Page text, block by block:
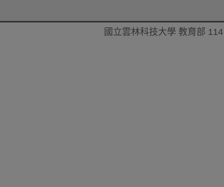
國立雲林科技大學 教育部